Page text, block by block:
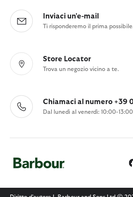
Inviaci un'e-mail
Ti risponderemo il prima
Store Locator
Trova un negozio vicino a te.
Chiamaci al numero +39
Dal lunedì al venerdì: 10:00-